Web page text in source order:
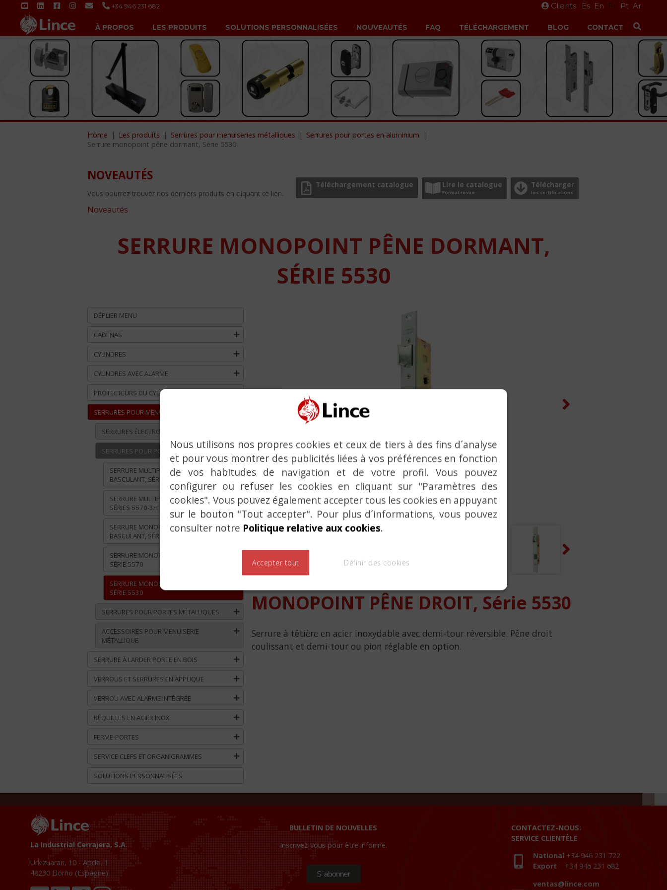
+34 946 231 682 Clients Es En Fr Pt Ar
À PROPOS LES PRODUITS SOLUTIONS PERSONNALISÉES NOUVEAUTÉS FAQ TÉLÉCHARGEMENT BLOG CONTACT
Home Les produits Serrures pour menuiseries métalliques
Serrures pour portes en aluminium
Serrure monopoint pêne dormant, Série 5530
NOVEAUTÉS
Vous pourrez trouver nos derniers produits en cliquant ce lien.
Noveautés
Téléchargement catalogue Lire le catalogue
Format revue
Télécharger
les certifications
SERRURE MONOPOINT PÊNE DORMANT,
SÉRIE 5530
DÉPLIER MENU
CADENAS
CYLINDRES
CYLINDRES AVEC ALARME
PROTECTEURS DU CYLINDRE
SERRURES POUR MENUISERIES MÉTALLIQUES
SERRURES ÉLECTROMÉCANIQUES
SERRURES POUR PORTES EN ALUMINIUM
SERRURE MULTIPOINT PÊNE
BASCULANT, SÉRIES 5920-3H
SERRURE MULTIPOINT PÊNE CROCHET,
SÉRIES 5570-3H
SERRURE MONOPOINT PÊNE
BASCULANT, SÉRIES 5920E
SERRURE MONOPOINT PÊNE CROCHET,
SÉRIE 5570
SERRURE MONOPOINT PÊNE DORMANT,
SÉRIE 5530
SERRURES POUR PORTES MÉTALLIQUES
ACCESSOIRES POUR MENUISERIE
MÉTALLIQUE
SERRURE À LARDER PORTE EN BOIS
VERROUS ET SERRURES EN APPLIQUE
VERROU AVEC ALARME INTÉGRÉE
BÉQUILLES EN ACIER INOX
FERME-PORTES
SERVICE CLEFS ET ORGANIGRAMMES
SOLUTIONS PERSONNALISÉES
Previous
MONOPOINT PÊNE DROIT, Série 5530
Serrure à têtière en acier inoxydable avec demi-tour réversible. Pêne droit
coulissant et demi-tour ou pion réglable en option.
La Industrial Cerrajera, S.A.
Urkizuaran, 10 - Apdo. 1
48230 Elorrio (Espagne)
BULLETIN DE NOUVELLES
Inscrivez-vous pour être informé.
CONTACTEZ-NOUS:
SERVICE CLIENTÈLE
National +34 946 231 722
Export +34 946 231 682
ventas@lince.com
Nous utilisons nos propres cookies et ceux de tiers à des fins d´analyse
et pour vous montrer des publicités liées à vos préférences en fonction
de vos habitudes de navigation et de votre profil. Vous pouvez
configurer ou refuser les cookies en cliquant sur "Paramètres des
cookies". Vous pouvez également accepter tous les cookies en appuyant
sur le bouton "Tout accepter". Pour plus d´informations, vous pouvez
consulter notre Politique relative aux cookies.
Accepter tout Définir des cookies